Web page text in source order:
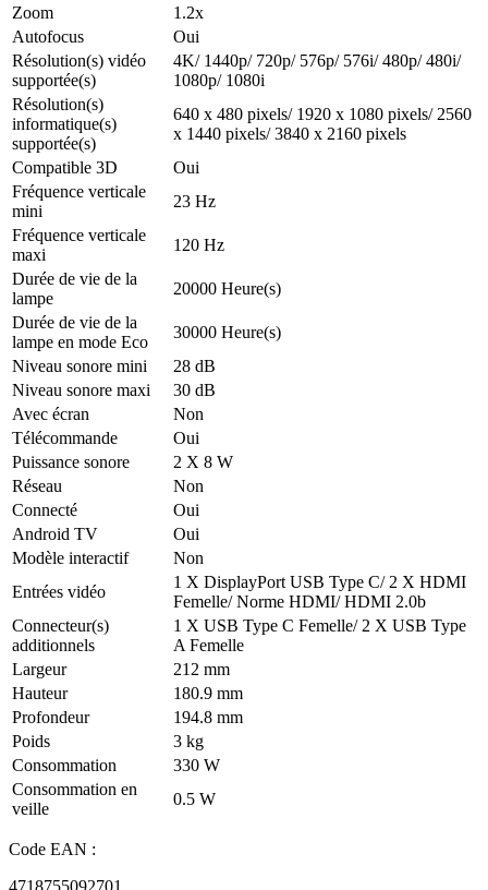
Zoom
1.2x
Autofocus
Oui
Résolution(s) vidéo
supportée(s)
4K/ 1440p/ 720p/ 576p/ 576i/ 480p/ 480i/
1080p/ 1080i
Résolution(s)
informatique(s)
supportée(s)
640 x 480 pixels/ 1920 x 1080 pixels/ 2560
x 1440 pixels/ 3840 x 2160 pixels
Compatible 3D
Oui
Fréquence verticale
mini
23 Hz
Fréquence verticale
maxi
120 Hz
Durée de vie de la
lampe
20000 Heure(s)
Durée de vie de la
lampe en mode Eco
30000 Heure(s)
Niveau sonore mini
28 dB
Niveau sonore maxi
30 dB
Avec écran
Non
Télécommande
Oui
Puissance sonore
2 X 8 W
Réseau
Non
Connecté
Oui
Android TV
Oui
Modèle interactif
Non
Entrées vidéo
1 X DisplayPort USB Type C/ 2 X HDMI
Femelle/ Norme HDMI/ HDMI 2.0b
Connecteur(s)
additionnels
1 X USB Type C Femelle/ 2 X USB Type
A Femelle
Largeur
212 mm
Hauteur
180.9 mm
Profondeur
194.8 mm
Poids
3 kg
Consommation
330 W
Consommation en
veille
0.5 W
Code EAN :
4718755092701